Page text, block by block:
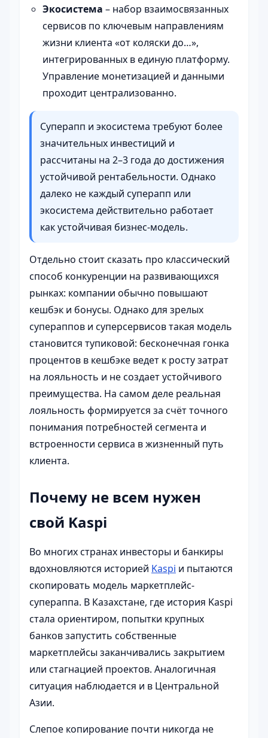
Экосистема – набор взаимосвязанных
сервисов по ключевым направлениям
жизни клиента «от коляски до…»,
интегрированных в единую платформу.
Управление монетизацией и данными
проходит централизованно.
Суперапп и экосистема требуют более
значительных инвестиций и
рассчитаны на 2–3 года до достижения
устойчивой рентабельности. Однако
далеко не каждый суперапп или
экосистема действительно работает
как устойчивая бизнес-модель.
Отдельно стоит сказать про классический
способ конкуренции на развивающихся
рынках: компании обычно повышают
кешбэк и бонусы. Однако для зрелых
супераппов и суперсервисов такая модель
становится тупиковой: бесконечная гонка
процентов в кешбэке ведет к росту затрат
на лояльность и не создает устойчивого
преимущества. На самом деле реальная
лояльность формируется за счёт точного
понимания потребностей сегмента и
встроенности сервиса в жизненный путь
клиента.
Почему не всем нужен
свой Kaspi
Во многих странах инвесторы и банкиры
вдохновляются историей Kaspi и пытаются
скопировать модель маркетплейс-
супераппа. В Казахстане, где история Kaspi
стала ориентиром, попытки крупных
банков запустить собственные
маркетплейсы заканчивались закрытием
или стагнацией проектов. Аналогичная
ситуация наблюдается и в Центральной
Азии.
Слепое копирование почти никогда не